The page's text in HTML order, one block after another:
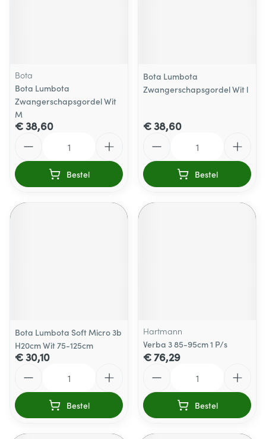
Bota
Bota Lumbota
Zwangerschapsgordel Wit
M
€ 38,60
Bestel
Bota Lumbota
Zwangerschapsgordel Wit l
€ 38,60
Bestel
Bota Lumbota Soft Micro 3b
H20cm Wit 75-125cm
€ 30,10
Bestel
Hartmann
Verba 3 85-95cm 1 P/s
€ 76,29
Bestel